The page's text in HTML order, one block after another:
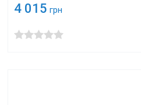
4 015 грн